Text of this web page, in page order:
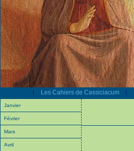
| Les Cahiers de Cassiciacum |
Janvier
Février
Mars
Avril